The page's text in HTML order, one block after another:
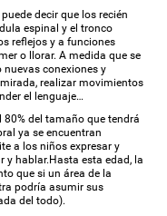
decir que los recién
espinal y el tronco
reflejos y a funciones
o llorar. A medida que se
conexiones y
realizar movimientos
el lenguaje…
80% del tamaño que tendrá
ya se encuentran
a los niños expresar y
y hablar.Hasta esta edad, la
que si un área de la
podría asumir sus
del todo).